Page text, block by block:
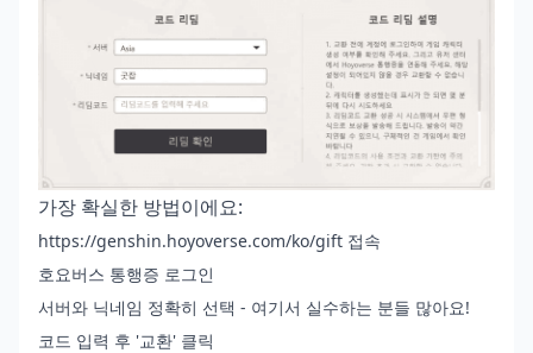
가장 확실한 방법이에요:
https://genshin.hoyoverse.com/ko/gift 접속
호요버스 통행증 로그인
서버와 닉네임 정확히 선택 - 여기서 실수하는 분들 많아요!
코드 입력 후 '교환' 클릭